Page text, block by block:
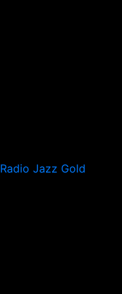
Radio Jazz Gold